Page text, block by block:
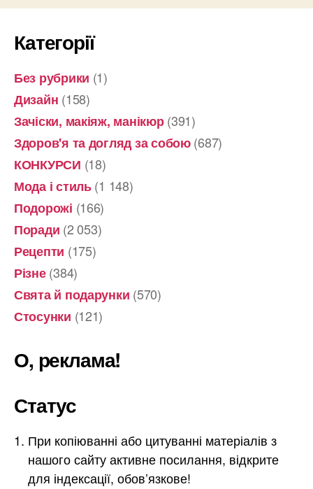
Категорії
Без рубрики (1)
Дизайн (158)
Зачіски, макіяж, манікюр(391)
Здоров'я та догляд за собою(687)
КОНКУРСИ (18)
Мода і стиль(1 148)
Подорожі (166)
Поради (2 053)
Рецепти (175)
Різне(384)
Свята й подарунки (570)
Стосунки (121)
О, реклама!
Статус
При копіюванні або цитуванні матеріалів з
нашого сайту активне посилання, відкрите
для індексації, обов’язкове!